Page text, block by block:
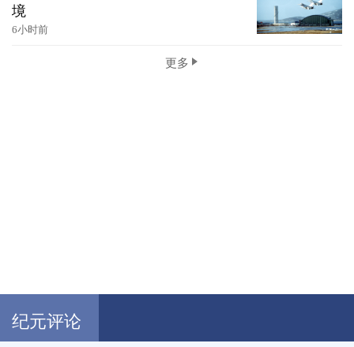
境
6小时前
更多
纪元评论